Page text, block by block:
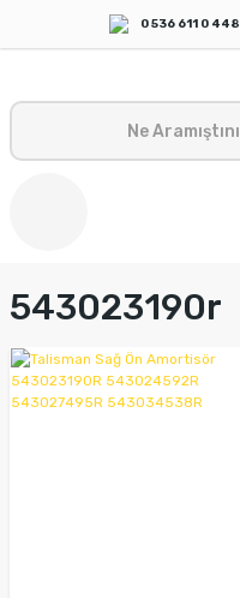
0 536 611 0 448
543023190r